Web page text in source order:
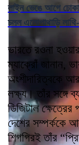
লাইন ভেঙে আগে ঢোকা
চলল এলোপাথাড়ি
ভারতে রওনা
ম্যাক্রোঁ জানান,
অংশীদারিত্বকে
লক্ষ্য। তাঁর সঙ্গে
ডিজিটাল ক্ষেত্রের
দেশের সম্পর্ককে
শিগগিরই তাঁর